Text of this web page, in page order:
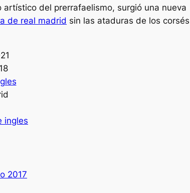
del prerrafaelismo, surgió una nueva
de real madrid sin las ataduras de los
2017